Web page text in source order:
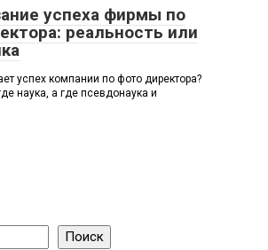
успеха фирмы по
реальность или
успех компании по фото директора?
наука, а где псевдонаука и
Поиск